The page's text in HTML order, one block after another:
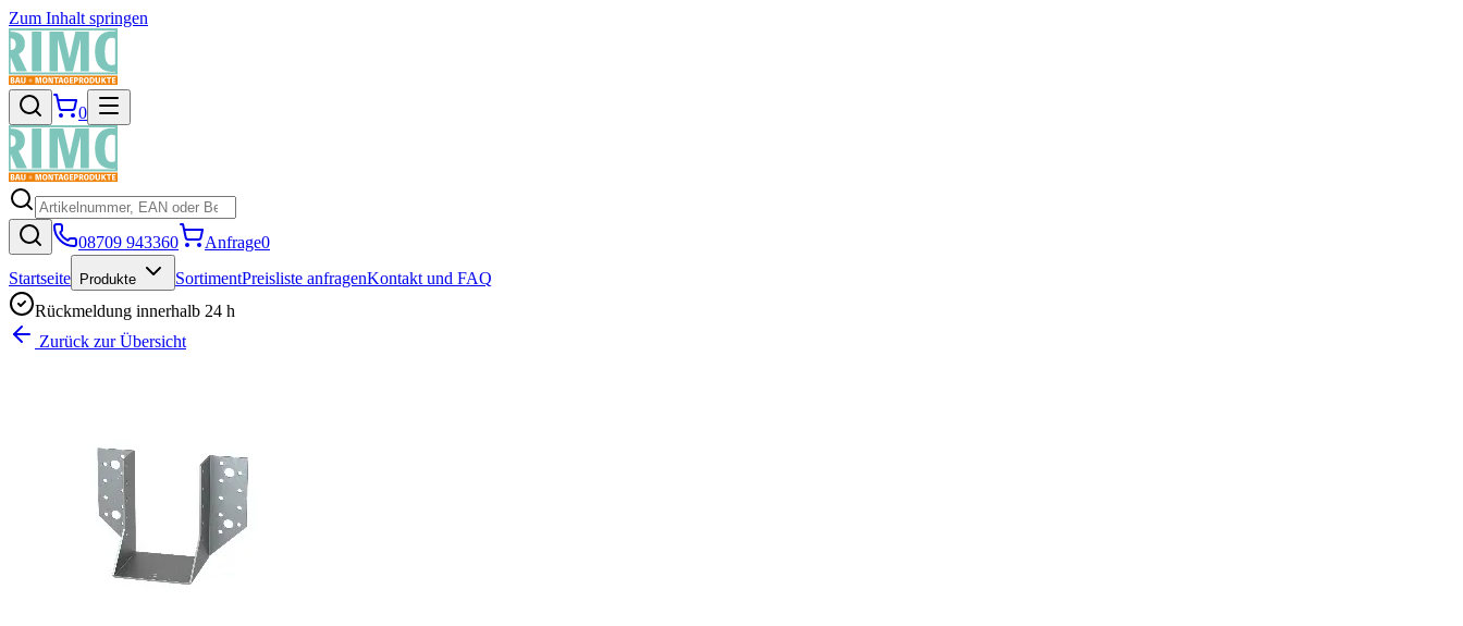
Zum Inhalt springen
0
08709 943360 Anfrage0
Startseite
Produkte SortimentPreisliste anfragenKontakt und FAQ
Rückmeldung innerhalb 24 h
Zurück zur Übersicht